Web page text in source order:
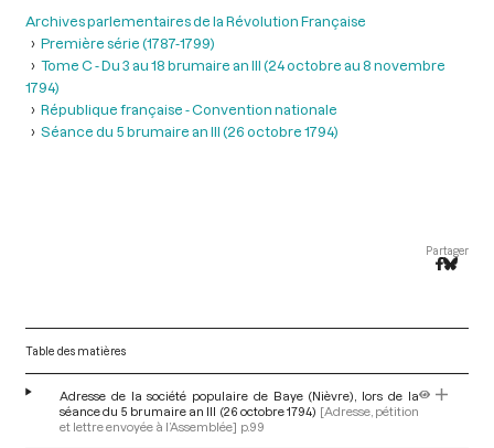
Archives parlementaires de la Révolution Française
Première série (1787-1799)
Tome C - Du 3 au 18 brumaire an III (24 octobre au 8 novembre
1794)
République française - Convention nationale
Séance du 5 brumaire an III (26 octobre 1794)
Partager
Table des matières
Adresse de la société populaire de Baye (Nièvre), lors de la
séance du 5 brumaire an III (26 octobre 1794) [Adresse, pétition
et lettre envoyée à l’Assemblée] p.99